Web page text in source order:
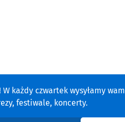
każdy czwartek wysyłamy wam
festiwale, koncerty.